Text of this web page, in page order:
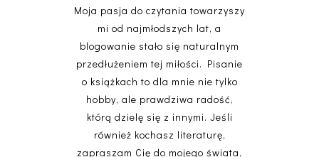
Moja pasja do czytania towarzyszy
mi od najmłodszych lat, a
blogowanie stało się naturalnym
przedłużeniem tej miłości. Pisanie
o książkach to dla mnie nie tylko
hobby, ale prawdziwa radość,
którą dzielę się z innymi. Jeśli
również kochasz literaturę,
zapraszam Cię do mojego świata,